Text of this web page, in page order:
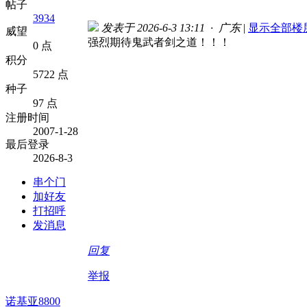
帖子
3934
威望
0 点
积分
5722 点
种子
97 点
注册时间
2007-1-28
最后登录
2026-8-3
串个门
加好友
打招呼
发消息
发表于 2026-6-3 13:11 · 广东 | 显示全部楼
强烈期待鬼武者剑之道！！！
回复
举报
诺基亚8800